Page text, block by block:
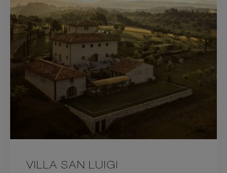
VILLA SAN LUIGI